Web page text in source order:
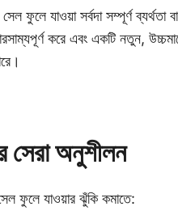
ফুলে যাওয়া সর্বদা সম্পূর্ণ ব্যর্থতা
করে এবং একটি নতুন,
সেরা অনুশীলন
ফুলে যাওয়ার ঝুঁকি কমাতে: